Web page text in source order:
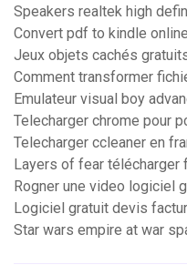
Speakers realtek high
Convert pdf to kindle
Jeux objets cachés
Comment transformer
Emulateur visual boy
Telecharger chrome pour
Telecharger ccleaner en
Layers of fear télécharger
Rogner une video logiciel
Logiciel gratuit devis
Star wars empire at war